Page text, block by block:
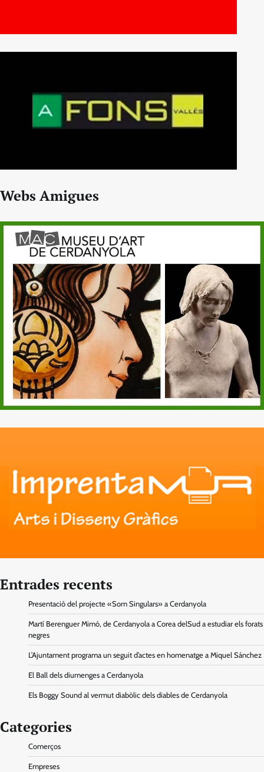
Webs Amigues
Entrades recents
Presentació del projecte «Som Singulars» a Cerdanyola
Martí Berenguer Mimó, de Cerdanyola a Corea delSud a estudiar els forats
negres
L’Ajuntament programa un seguit d’actes en homenatge a Miquel Sánchez
El Ball dels diumenges a Cerdanyola
Els Boggy Sound al vermut diabòlic dels diables de Cerdanyola
Categories
Comerços
Empreses